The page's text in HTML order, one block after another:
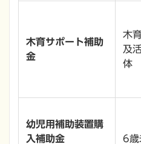
木育サポート補助
金
木
及
体
幼児用補助装置購
入補助金
6歳